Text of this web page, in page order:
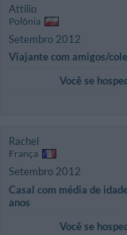
Attilio
Polônia
Setembro 2012
Viajante com amigos/
Você se
Rachel
França
Setembro 2012
Casal com média de
anos
Você se